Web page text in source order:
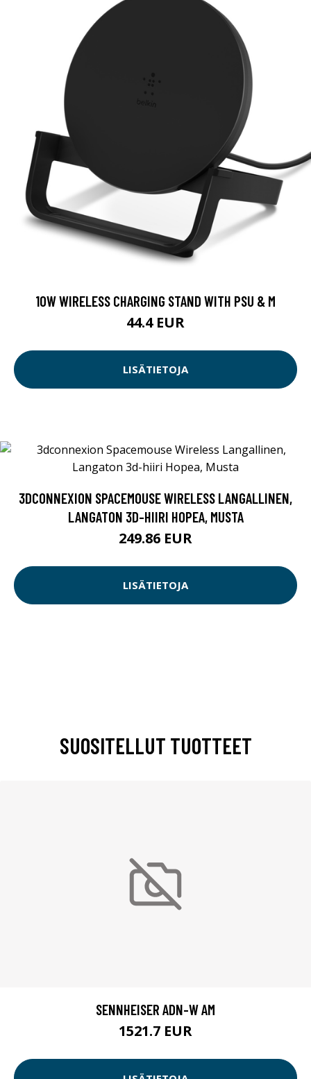
10W WIRELESS CHARGING STAND WITH PSU & M
44.4 EUR
LISÄTIETOJA
3DCONNEXION SPACEMOUSE WIRELESS LANGALLINEN,
LANGATON 3D-HIIRI HOPEA, MUSTA
249.86 EUR
LISÄTIETOJA
SUOSITELLUT TUOTTEET
SENNHEISER ADN-W AM
1521.7 EUR